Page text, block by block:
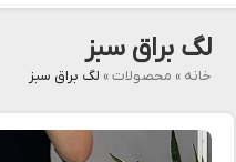
لگ براق سبز
خانه » محصولات» لگ براق سبز